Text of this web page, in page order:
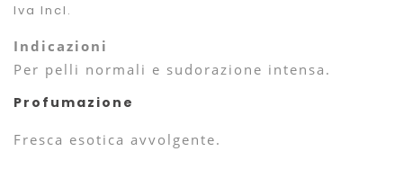
Iva Incl.
Indicazioni
Per pelli normali e sudorazione intensa.
Profumazione
Fresca esotica avvolgente.